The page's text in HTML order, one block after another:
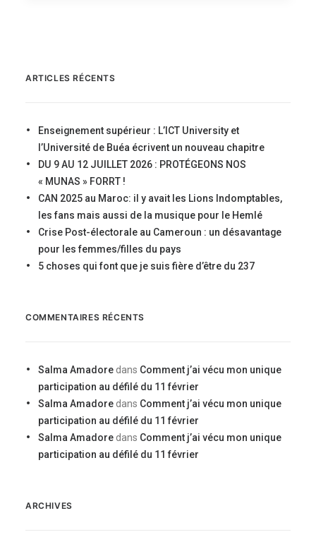
ARTICLES RÉCENTS
Enseignement supérieur : L’ICT University et
l’Université de Buéa écrivent un nouveau chapitre
DU 9 AU 12 JUILLET 2026 : PROTÉGEONS NOS
« MUNAS » FORRT !
CAN 2025 au Maroc: il y avait les Lions Indomptables,
les fans mais aussi de la musique pour le Hemlé
Crise Post-électorale au Cameroun : un désavantage
pour les femmes/filles du pays
5 choses qui font que je suis fière d’être du 237
COMMENTAIRES RÉCENTS
Salma Amadore dans Comment j’ai vécu mon unique
participation au défilé du 11 février
Salma Amadore dans Comment j’ai vécu mon unique
participation au défilé du 11 février
Salma Amadore dans Comment j’ai vécu mon unique
participation au défilé du 11 février
ARCHIVES